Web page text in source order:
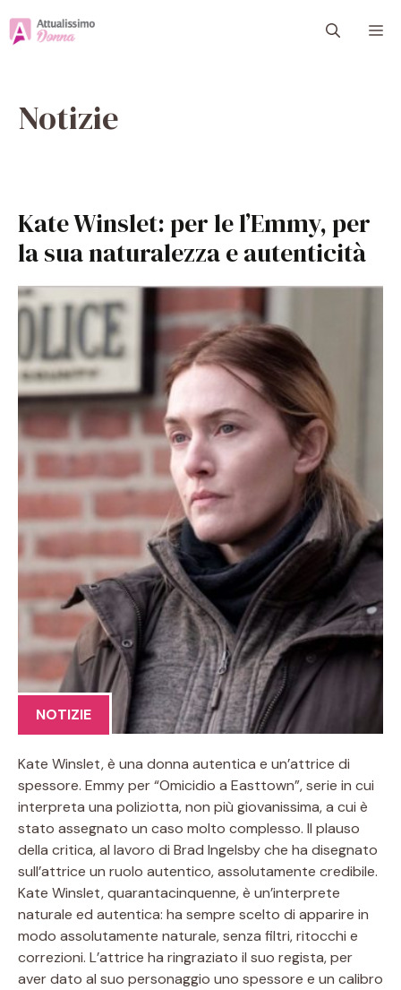
Notizie
Kate Winslet: per le l’Emmy, per
la sua naturalezza e autenticità
NOTIZIE
Kate Winslet, è una donna autentica e un’attrice di
spessore. Emmy per “Omicidio a Easttown”, serie in cui
interpreta una poliziotta, non più giovanissima, a cui è
stato assegnato un caso molto complesso. Il plauso
della critica, al lavoro di Brad Ingelsby che ha disegnato
sull’attrice un ruolo autentico, assolutamente credibile.
Kate Winslet, quarantacinquenne, è un’interprete
naturale ed autentica: ha sempre scelto di apparire in
modo assolutamente naturale, senza filtri, ritocchi e
correzioni. L’attrice ha ringraziato il suo regista, per
aver dato al suo personaggio uno spessore e un calibro